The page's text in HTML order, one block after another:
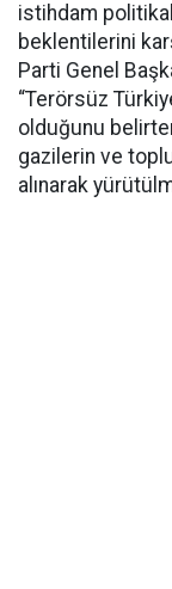
istihdam
beklentilerini
Parti Genel
“Terörsüz
olduğunu
gazilerin ve
alınarak